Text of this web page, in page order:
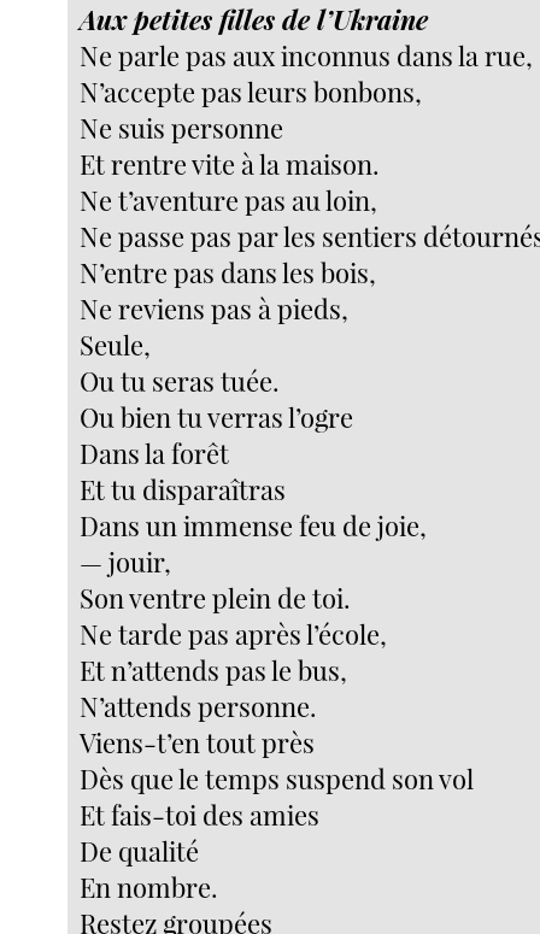
Aux petites filles de l’Ukraine
Ne parle pas aux inconnus dans la rue,
N’accepte pas leurs bonbons,
Ne suis personne
Et rentre vite à la maison.
Ne t’aventure pas au loin,
Ne passe pas par les sentiers
N’entre pas dans les bois,
Ne reviens pas à pieds,
Seule,
Ou tu seras tuée.
Ou bien tu verras l’ogre
Dans la forêt
Et tu disparaîtras
Dans un immense feu de joie,
— jouir,
Son ventre plein de toi.
Ne tarde pas après l’école,
Et n’attends pas le bus,
N’attends personne.
Viens-t’en tout près
Dès que le temps suspend son vol
Et fais-toi des amies
De qualité
En nombre.
Restez groupées